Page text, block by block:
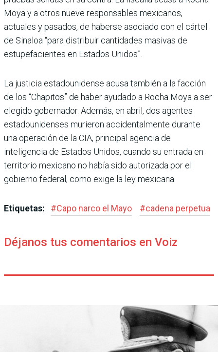
Moya y a otros nueve responsables mexicanos,
actuales y pasados, de haberse asociado con el cártel
de Sinaloa “para distribuir cantidades masivas de
estupefacientes en Estados Unidos”.
La justicia estadounidense acusa también a la facción
de los “Chapitos” de haber ayudado a Rocha Moya a ser
elegido gobernador. Además, en abril, dos agentes
estadounidenses murieron accidentalmente durante
una operación de la CIA, principal agencia de
inteligencia de Estados Unidos, cuando su entrada en
territorio mexicano no había sido autorizada por el
gobierno federal, como exige la ley mexicana.
Etiquetas: #Capo narco el Mayo #cadena perpetua
Déjanos tus comentarios en Voiz